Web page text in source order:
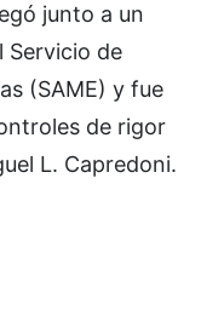
junto a un
Servicio de
(SAME) y fue
de rigor
L. Capredoni.